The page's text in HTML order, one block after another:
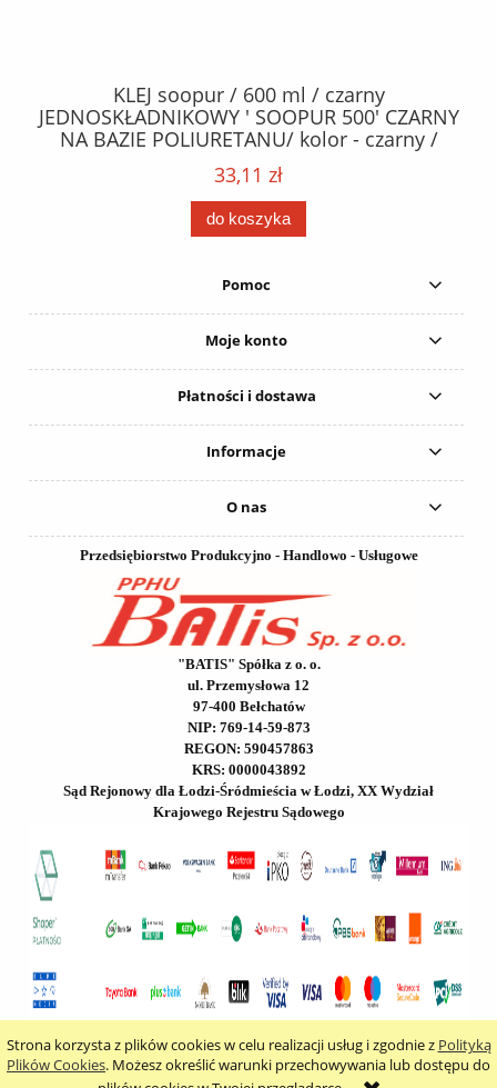
Strona korzysta z plików cookies w celu realizacji usług i zgodnie z Polityką
Plików Cookies. Możesz określić warunki przechowywania lub dostępu do
KLEJ soopur / 600 ml / czarny
JEDNOSKŁADNIKOWY ' SOOPUR 500' CZARNY
NA BAZIE POLIURETANU/ kolor - czarny /
karton 20 szt. / pistolet do kleju 307730 /
33,11 zł
do koszyka
Pomoc
Moje konto
Płatności i dostawa
Informacje
O nas
Przedsiębiorstwo Produkcyjno - Handlowo - Usługowe
"BATIS" Spółka z o. o.
ul. Przemysłowa 12
97-400 Bełchatów
NIP: 769-14-59-873
REGON: 590457863
KRS: 0000043892
Sąd Rejonowy dla Łodzi-Śródmieścia w Łodzi, XX Wydział
Krajowego Rejestru Sądowego
pokaż pełną wersję strony